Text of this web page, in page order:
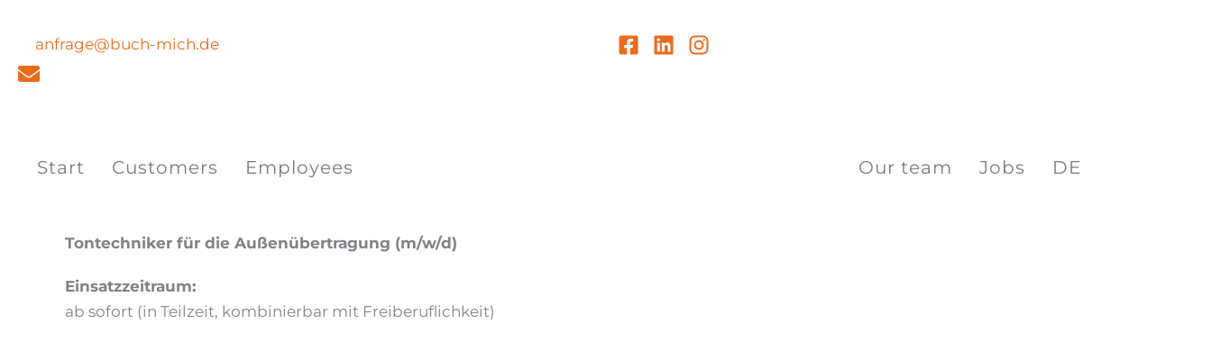
content
anfrage@buch-mich.de
Start Customers Employees Our team Jobs DE
Tontechniker für die Außenübertragung (m/w/d)
Einsatzzeitraum:
ab sofort (in Teilzeit, kombinierbar mit Freiberuflichkeit)